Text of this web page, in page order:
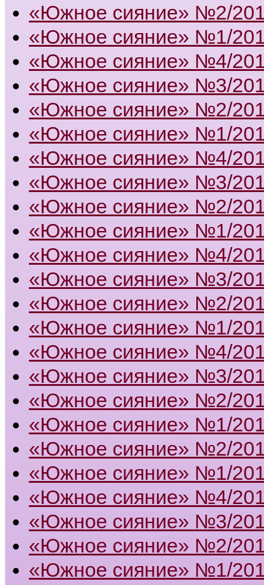
«Южное сияние» №2/
«Южное сияние» №1/
«Южное сияние» №4/
«Южное сияние» №3/
«Южное сияние» №2/
«Южное сияние» №1/
«Южное сияние» №4/
«Южное сияние» №3/
«Южное сияние» №2/
«Южное сияние» №1/
«Южное сияние» №4/
«Южное сияние» №3/
«Южное сияние» №2/
«Южное сияние» №1/
«Южное сияние» №4/
«Южное сияние» №3/
«Южное сияние» №2/
«Южное сияние» №1/
«Южное сияние» №2/
«Южное сияние» №1/
«Южное сияние» №4/
«Южное сияние» №3/
«Южное сияние» №2/
«Южное сияние» №1/